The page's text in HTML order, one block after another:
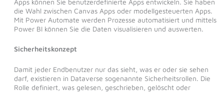
Apps können Sie benutzerdefinierte Apps entwickeln. Sie haben
die Wahl zwischen Canvas Apps oder modellgesteuerten Apps.
Mit Power Automate werden Prozesse automatisiert und mittels
Power BI können Sie die Daten visualisieren und auswerten.
Sicherheitskonzept
Damit jeder Endbenutzer nur das sieht, was er oder sie sehen
darf, existieren in Dataverse sogenannte Sicherheitsrollen. Die
Rolle definiert, was gelesen, geschrieben, gelöscht oder